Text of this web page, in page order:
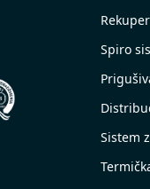
Spiro
Sistem